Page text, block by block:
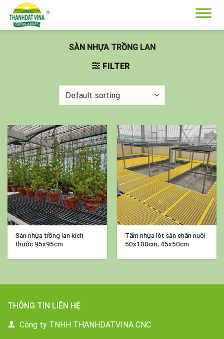
content
SÀN NHỰA TRỒNG LAN
FILTER
Sàn nhựa trồng lan kích
thước 95x95cm
Tấm nhựa lót sàn chăn nuôi
50x100cm; 45x50cm
THÔNG TIN LIÊN HỆ
Công ty TNHH THANHDATVINA CNC